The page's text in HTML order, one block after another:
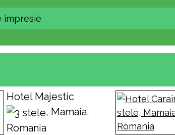
impresie
Hotel Majestic
, Mamaia,
Romania